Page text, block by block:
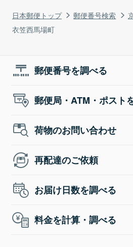
日本郵便トップ 郵便番号検索
衣笠西馬場町
郵便番号を調べる
郵便局・ATM・ポスト
荷物のお問い合わせ
再配達のご依頼
お届け日数を調べる
料金を計算・調べる